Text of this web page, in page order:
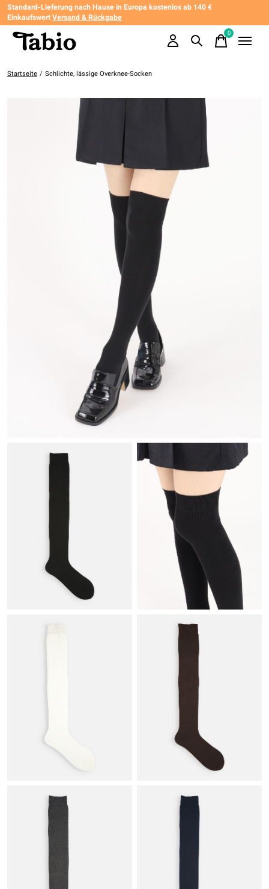
Standard-Lieferung nach Hause in Europa kostenlos ab 140 €
EinkaufswertVersand & Rückgabe
0items
Startseite / Schlichte, lässige Overknee-Socken